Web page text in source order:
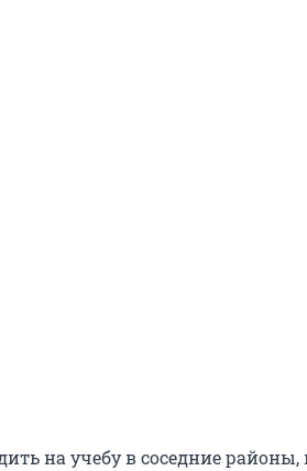
на учебу в соседние районы,